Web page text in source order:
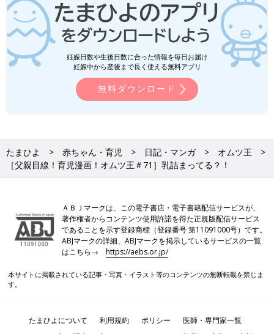
妊娠日数や生後日数に合った情報を毎日お届け
妊娠中から産後まで長く使える無料アプリ
無料ダウンロード
たまひよ 赤ちゃん・育児 日記・マンガ
オムツ王
［父親目線！育児漫画！オムツ王＃71］乳詰まってる？！
ＡＢＪマークは、この電子書店・電子書籍配信サービスが、
著作権者からコンテンツ使用許諾を得た正規版配信サービス
であることを示す登録商標（登録番号 第11091000号）です。
ABJマークの詳細、ABJマークを掲示しているサービスの一覧
はこちら→https://aebs.or.jp/
本サイトに掲載されている記事・写真・イラスト等のコンテンツの無断転載を禁じま
す。
たまひよについて 利用規約 ポリシー
医師・専門家一覧